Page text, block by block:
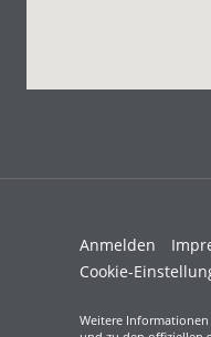
Anmelden
Cookie-
Weitere